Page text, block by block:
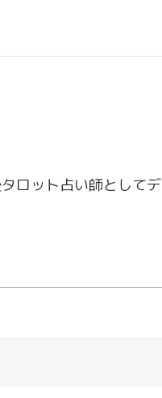
ロット占い師としてデ